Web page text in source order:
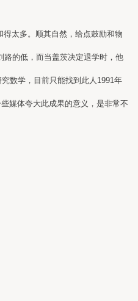
太多。顺其自然，给点鼓励和物
的低，而当盖茨决定退学时，他
数学，目前只能找到此人1991年
媒体夸大此成果的意义，是非常不